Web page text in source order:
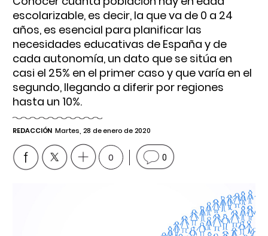
escolarizable, es decir, la que va de 0 a 24
años, es esencial para planificar las
necesidades educativas de España y de
cada autonomía, un dato que se sitúa en
casi el 25% en el primer caso y que varía en el
segundo, llegando a diferir por regiones
hasta un 10%.
REDACCIÓN Martes, 28 de enero de 2020
0 0